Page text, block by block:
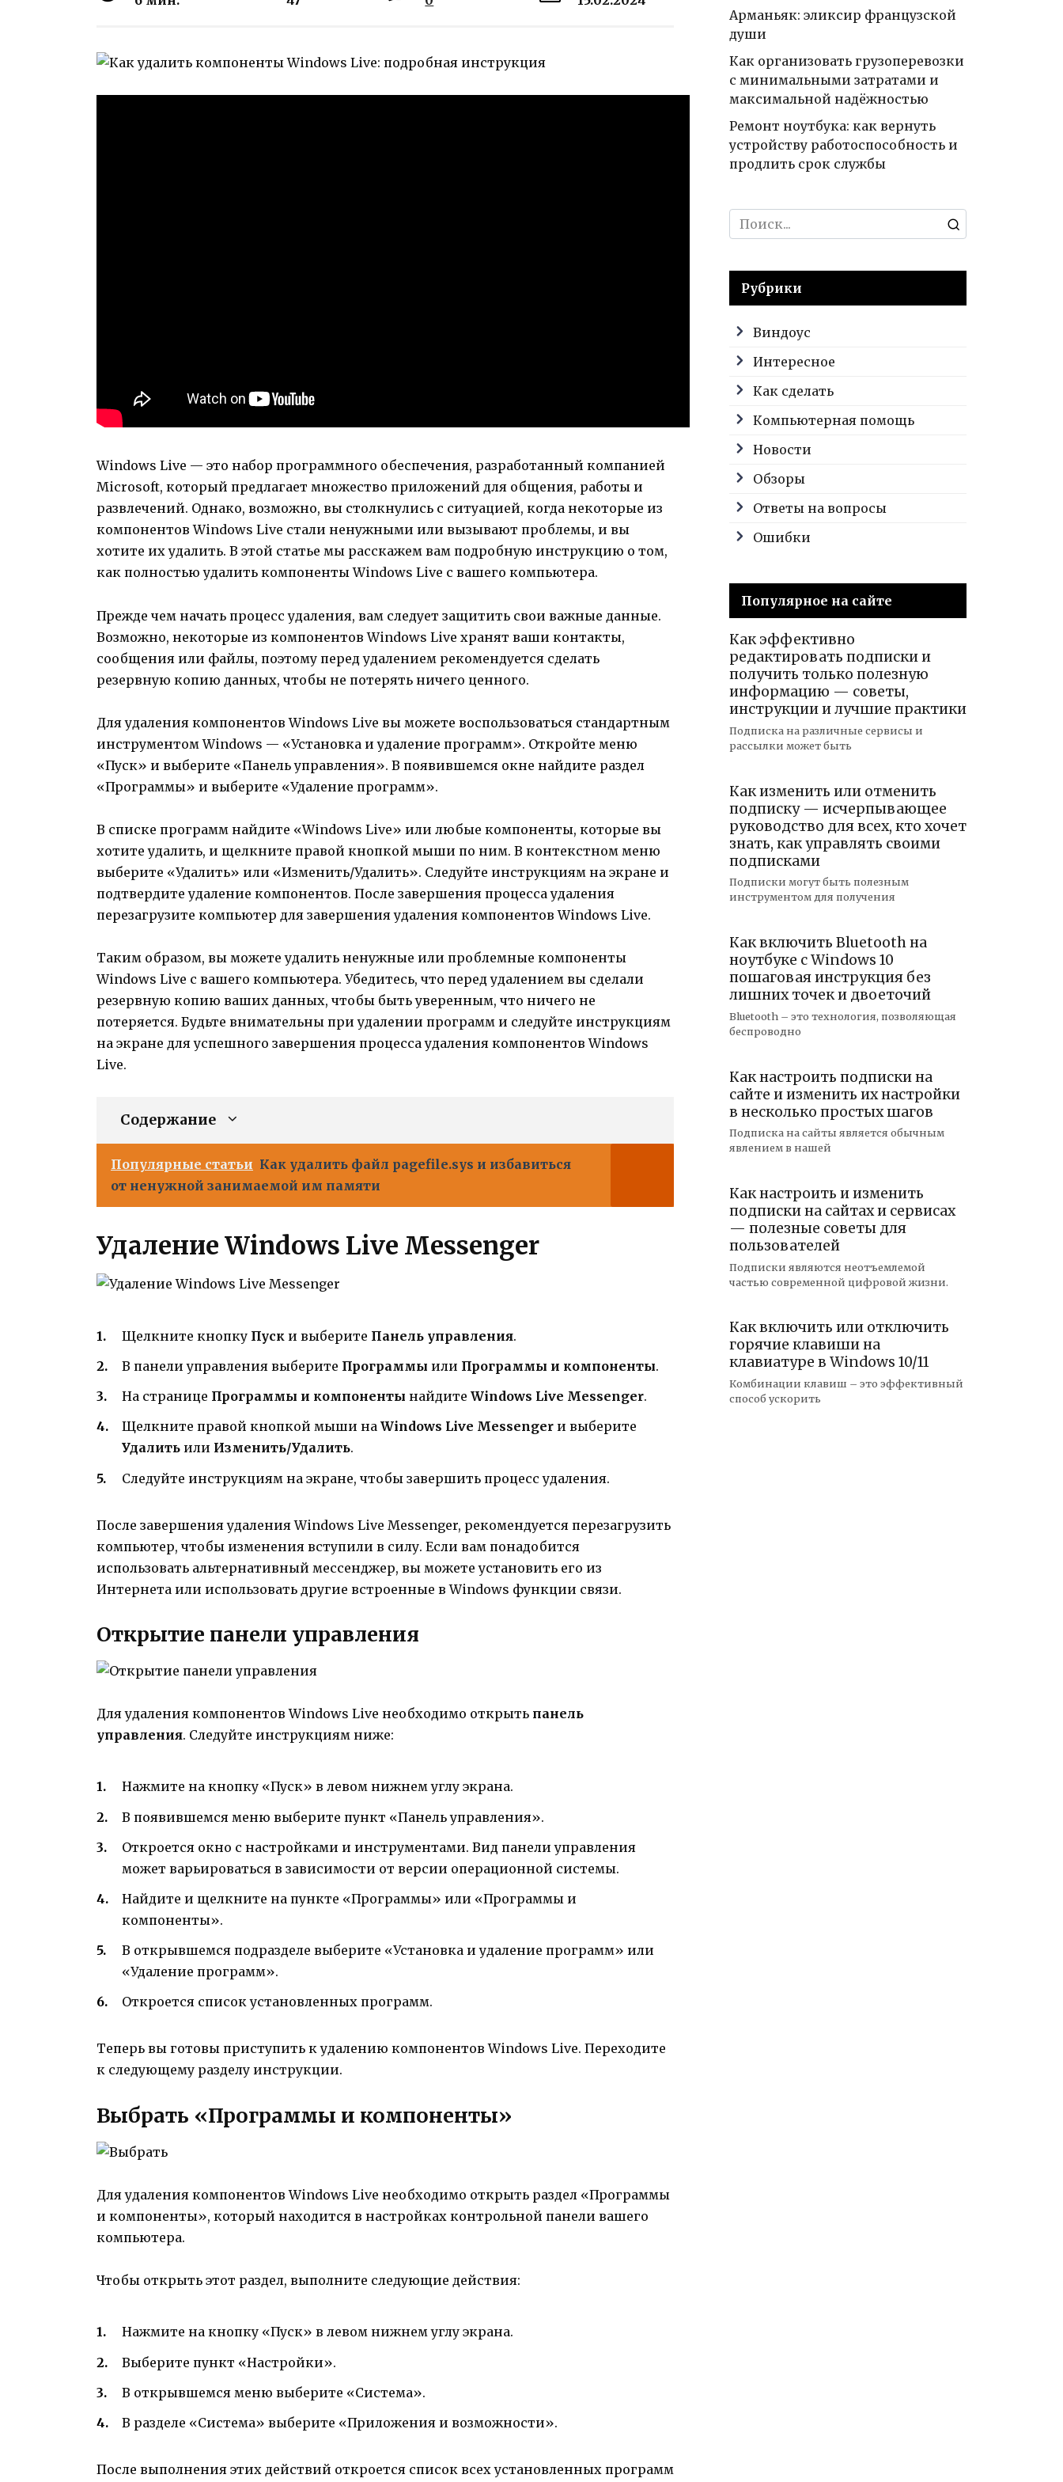
Windows Live — это набор программного обеспечения, разработанный компанией
Microsoft, который предлагает множество приложений для общения, работы и
развлечений. Однако, возможно, вы столкнулись с ситуацией, когда некоторые из
компонентов Windows Live стали ненужными или вызывают проблемы, и вы
хотите их удалить. В этой статье мы расскажем вам подробную инструкцию о том,
как полностью удалить компоненты Windows Live с вашего компьютера.
Прежде чем начать процесс удаления, вам следует защитить свои важные данные.
Возможно, некоторые из компонентов Windows Live хранят ваши контакты,
сообщения или файлы, поэтому перед удалением рекомендуется сделать
резервную копию данных, чтобы не потерять ничего ценного.
Для удаления компонентов Windows Live вы можете воспользоваться стандартным
инструментом Windows — «Установка и удаление программ». Откройте меню
«Пуск» и выберите «Панель управления». В появившемся окне найдите раздел
«Программы» и выберите «Удаление программ».
В списке программ найдите «Windows Live» или любые компоненты, которые вы
хотите удалить, и щелкните правой кнопкой мыши по ним. В контекстном меню
выберите «Удалить» или «Изменить/Удалить». Следуйте инструкциям на экране и
подтвердите удаление компонентов. После завершения процесса удаления
перезагрузите компьютер для завершения удаления компонентов Windows Live.
Таким образом, вы можете удалить ненужные или проблемные компоненты
Windows Live с вашего компьютера. Убедитесь, что перед удалением вы сделали
резервную копию ваших данных, чтобы быть уверенным, что ничего не
потеряется. Будьте внимательны при удалении программ и следуйте инструкциям
на экране для успешного завершения процесса удаления компонентов Windows
Live.
Содержание
Популярные статьи Как удалить файл pagefile.sys и избавиться
от ненужной занимаемой им памяти
Удаление Windows Live Messenger
Щелкните кнопку Пуск и выберите Панель управления.
В панели управления выберите Программы или Программы и компоненты.
На странице Программы и компоненты найдите Windows Live Messenger.
Щелкните правой кнопкой мыши на Windows Live Messenger и выберите
Удалить или Изменить/Удалить.
Следуйте инструкциям на экране, чтобы завершить процесс удаления.
После завершения удаления Windows Live Messenger, рекомендуется перезагрузить
компьютер, чтобы изменения вступили в силу. Если вам понадобится
использовать альтернативный мессенджер, вы можете установить его из
Интернета или использовать другие встроенные в Windows функции связи.
Открытие панели управления
Для удаления компонентов Windows Live необходимо открыть панель
управления. Следуйте инструкциям ниже:
Нажмите на кнопку «Пуск» в левом нижнем углу экрана.
В появившемся меню выберите пункт «Панель управления».
Откроется окно с настройками и инструментами. Вид панели управления
может варьироваться в зависимости от версии операционной системы.
Найдите и щелкните на пункте «Программы» или «Программы и
компоненты».
В открывшемся подразделе выберите «Установка и удаление программ» или
«Удаление программ».
Откроется список установленных программ.
Теперь вы готовы приступить к удалению компонентов Windows Live. Переходите
к следующему разделу инструкции.
Выбрать «Программы и компоненты»
Для удаления компонентов Windows Live необходимо открыть раздел «Программы
и компоненты», который находится в настройках контрольной панели вашего
компьютера.
Чтобы открыть этот раздел, выполните следующие действия:
Нажмите на кнопку «Пуск» в левом нижнем углу экрана.
Выберите пункт «Настройки».
В открывшемся меню выберите «Система».
В разделе «Система» выберите «Приложения и возможности».
После выполнения этих действий откроется список всех установленных программ
Арманьяк: эликсир французской
души
Как организовать грузоперевозки
с минимальными затратами и
максимальной надёжностью
Ремонт ноутбука: как вернуть
устройству работоспособность и
продлить срок службы
Search
for:
Рубрики
Виндоус
Интересное
Как сделать
Компьютерная помощь
Новости
Обзоры
Ответы на вопросы
Ошибки
Популярное на сайте
Как эффективно
редактировать подписки и
получить только полезную
информацию — советы,
инструкции и лучшие практики
Подписка на различные сервисы и
рассылки может быть
Как изменить или отменить
подписку — исчерпывающее
руководство для всех, кто хочет
знать, как управлять своими
подписками
Подписки могут быть полезным
инструментом для получения
Как включить Bluetooth на
ноутбуке с Windows 10
пошаговая инструкция без
лишних точек и двоеточий
Bluetooth – это технология, позволяющая
беспроводно
Как настроить подписки на
сайте и изменить их настройки
в несколько простых шагов
Подписка на сайты является обычным
явлением в нашей
Как настроить и изменить
подписки на сайтах и сервисах
— полезные советы для
пользователей
Подписки являются неотъемлемой
частью современной цифровой жизни.
Как включить или отключить
горячие клавиши на
клавиатуре в Windows 10/11
Комбинации клавиш – это эффективный
способ ускорить